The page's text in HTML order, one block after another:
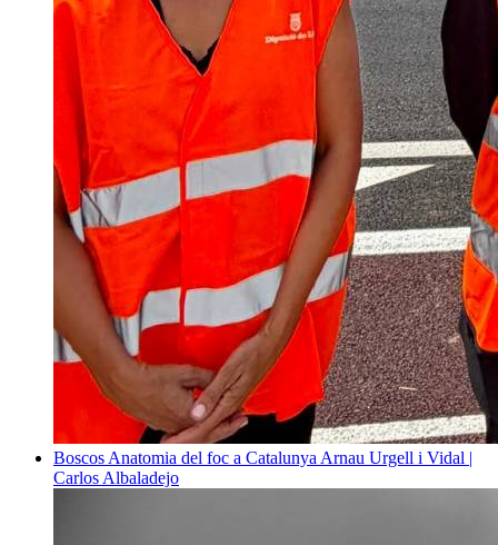
Boscos Anatomia del foc a Catalunya Arnau Urgell i Vidal |
Carlos Albaladejo